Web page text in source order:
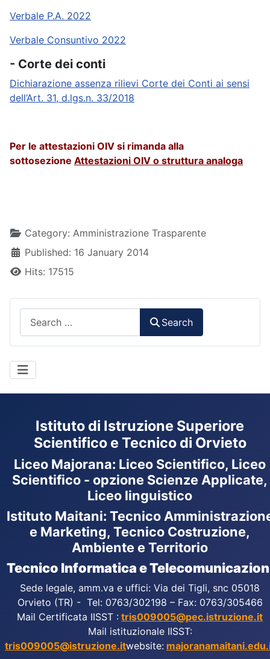
Verbale P.A. 2022
Verbale Consuntivo 2022
- Corte dei conti
Dichiarazione assenza rilievi Corte dei Conti ai sensi
dell’Art. 31, d.lgs.n. 33/2018
Per le attestazioni OIV si rimanda alla
sottosezione Attestazioni OIV o struttura analoga
DetailsCategory: Amministrazione Trasparente
Published: 16 January 2014
Hits: 17515
Search
Istituto di Istruzione Superiore
Scientifico e Tecnico di Orvieto
Liceo Majorana: Liceo Scientifico, Liceo
Scientifico - opzione Scienze Applicate,
Liceo linguistico
Istituto Maitani: Tecnico
e Marketing, Tecnico Costruzione,
Ambiente e Territorio
Tecnico Informatica e
Sede legale, amm.va e uffici: Via dei Tigli, snc 05018
Orvieto (TR) - Tel: 0763/302198 – Fax: 0763/305466
Mail Certificata IISST : tris009005@pec.istruzione.it
Mail istituzionale IISST:
tris009005@istruzione.itwebsite: